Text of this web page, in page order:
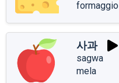
formaggio
사과
sagwa
mela